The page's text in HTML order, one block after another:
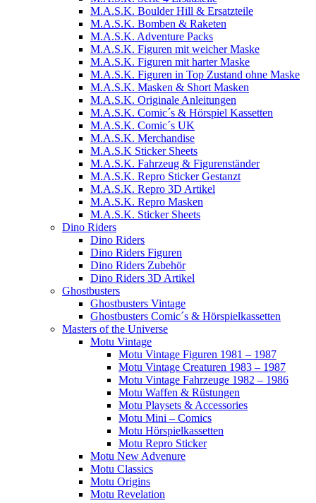
M.A.S.K. Boulder Hill & Ersatzteile
M.A.S.K. Bomben & Raketen
M.A.S.K. Adventure Packs
M.A.S.K. Figuren mit weicher Maske
M.A.S.K. Figuren mit harter Maske
M.A.S.K. Figuren in Top Zustand ohne Maske
M.A.S.K. Masken & Short Masken
M.A.S.K. Originale Anleitungen
M.A.S.K. Comic´s & Hörspiel Kassetten
M.A.S.K. Comic´s UK
M.A.S.K. Merchandise
M.A.S.K Sticker Sheets
M.A.S.K. Fahrzeug & Figurenständer
M.A.S.K. Repro Sticker Gestanzt
M.A.S.K. Repro 3D Artikel
M.A.S.K. Repro Masken
M.A.S.K. Sticker Sheets
Dino Riders
Dino Riders
Dino Riders Figuren
Dino Riders Zubehör
Dino Riders 3D Artikel
Ghostbusters
Ghostbusters Vintage
Ghostbusters Comic´s & Hörspielkassetten
Masters of the Universe
Motu Vintage
Motu Vintage Figuren 1981 – 1987
Motu Vintage Creaturen 1983 – 1987
Motu Vintage Fahrzeuge 1982 – 1986
Motu Waffen & Rüstungen
Motu Playsets & Accessories
Motu Mini – Comics
Motu Hörspielkassetten
Motu Repro Sticker
Motu New Advenure
Motu Classics
Motu Origins
Motu Revelation